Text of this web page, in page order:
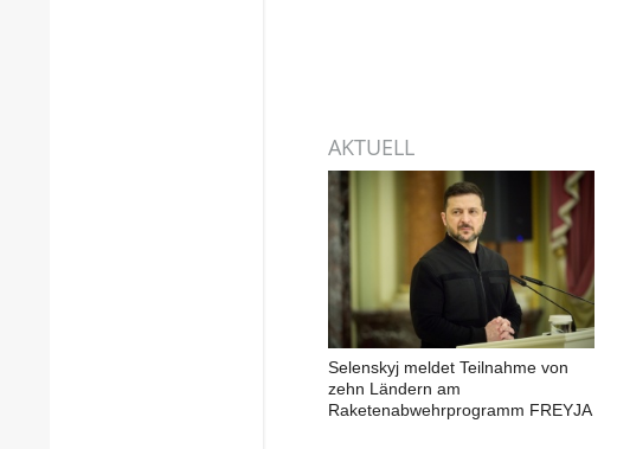
AKTUELL
Selenskyj meldet Teilnahme von
zehn Ländern am
Raketenabwehrprogramm FREYJA